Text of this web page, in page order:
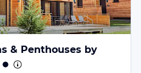
& Penthouses by